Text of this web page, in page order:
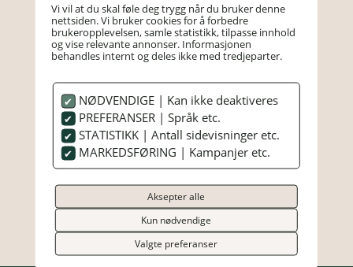
Vi vil at du skal føle deg trygg når du bruker denne
nettsiden. Vi bruker cookies for å forbedre
brukeropplevelsen, samle statistikk, tilpasse innhold
og vise relevante annonser. Informasjonen
behandles internt og deles ikke med tredjeparter.
NØDVENDIGE | Kan ikke deaktiveres
PREFERANSER | Språk etc.
STATISTIKK | Antall sidevisninger etc.
MARKEDSFØRING | Kampanjer etc.
Aksepter alle
Kun nødvendige
Valgte preferanser
HÅHOLMEN
Sentralbord:71 51 72 50
post@haholmen.no
Håholmen 1, N-6532 Averøy
Instagram